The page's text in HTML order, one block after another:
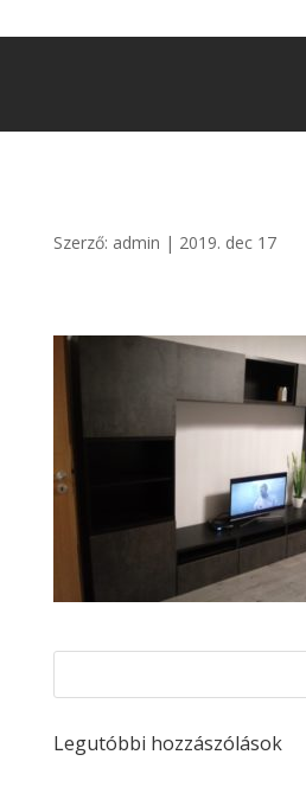
Szerző: admin | 2019. dec 17
Legutóbbi hozzászólások